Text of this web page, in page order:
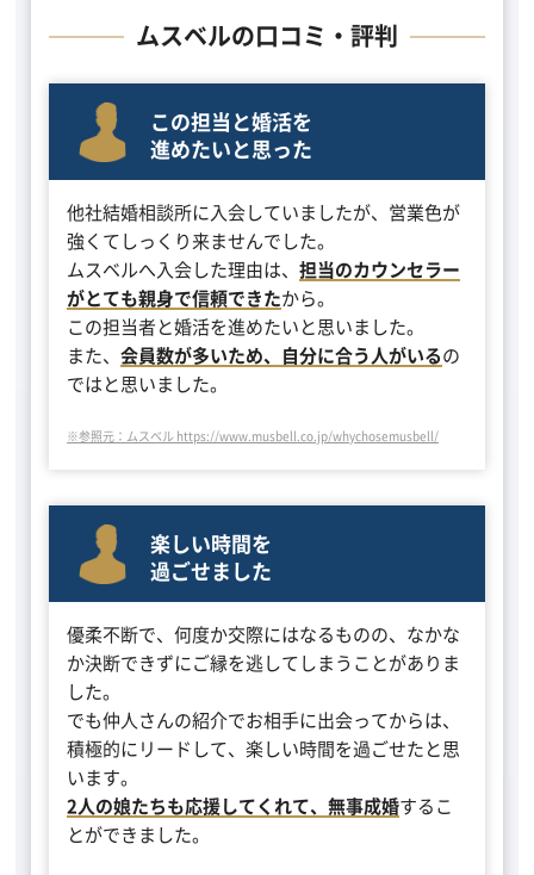
ムスベルの口コミ・評判
この担当と婚活を
進めたいと思った
他社結婚相談所に入会していましたが、営業色が
強くてしっくり来ませんでした。
ムスベルへ入会した理由は、担当のカウンセラー
がとても親身で信頼できたから。
この担当者と婚活を進めたいと思いました。
また、会員数が多いため、自分に合う人がいるの
ではと思いました。
※参照元：ムスベル https://www.musbell.co.jp/whychosemusbell/
楽しい時間を
過ごせました
優柔不断で、何度か交際にはなるものの、なかな
か決断できずにご縁を逃してしまうことがありま
した。
でも仲人さんの紹介でお相手に出会ってからは、
積極的にリードして、楽しい時間を過ごせたと思
います。
2人の娘たちも応援してくれて、無事成婚するこ
とができました。